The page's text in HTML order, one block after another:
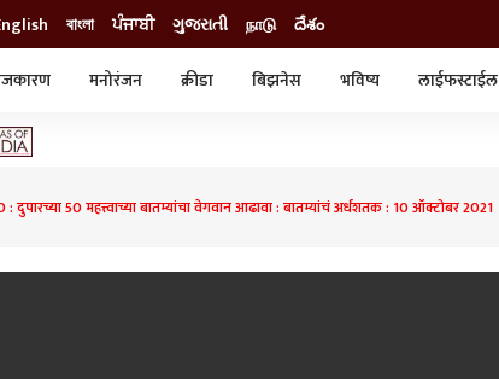
বাংলা ਪੰਜਾਬੀ ગુજરાતી நாடு దేశం
मनोरंजन क्रीडा बिझनेस भविष्य लाईफस्टाईल
: दुपारच्या 50 महत्त्वाच्या बातम्यांचा वेगवान आढावा : बातम्यांचं अर्धशतक : 10 ऑक्टोबर 2021